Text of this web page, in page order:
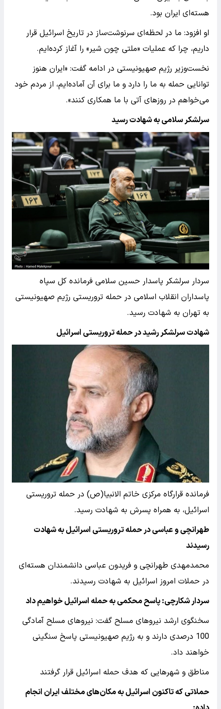
هسته‌ای ایران بود.
او افزود: ما در لحظه‌ای سرنوشت‌ساز در تاریخ اسرائیل قرار
داریم، چرا که عملیات «ملتی چون شیر» را آغاز کرده‌ایم.
نخست‌وزیر رژیم صهیونیستی در ادامه گفت: «ایران هنوز
توانایی حمله به ما را دارد و ما برای آن آماده‌ایم، از مردم خود
می‌خواهم در روزهای آتی با ما همکاری کنند».
سرلشکر سلامی به شهادت رسید
سردار سرلشکر پاسدار حسین سلامی فرمانده کل سپاه
پاسداران انقلاب اسلامی در حمله تروریستی رژیم صهیونیستی
به تهران به شهادت رسید.
شهادت سرلشکر رشید در حمله تروریستی اسرائیل
فرمانده قرارگاه مرکزی خاتم الانبیا(ص) در حمله تروریستی
اسرائیل، به همراه پسرش به شهادت رسید.
طهرانچی و عباسی در حمله تروریستی اسرائیل به شهادت
رسیدند
محمدمهدی طهرانچی و فریدون عباسی دانشمندان هسته‌ای
در حملات امروز اسرائیل به شهادت رسیدند.
سردار شکارچی: پاسح محکمی به حمله اسرائیل خواهیم داد
سخنگوی ارشد نیروهای مسلح گفت: نیروهای مسلح آمادگی
100 درصدی دارند و به رژیم صهیونیستی پاسخ سنگینی
خواهند داد.
مناطق و شهرهایی که هدف حمله اسرائیل قرار گرفتند
حملاتی که تاکنون اسرائیل به مکان‌های مختلف ایران انجام